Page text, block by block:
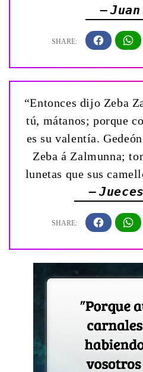
—
“Entonces dijo Zeba
tú, mátanos; porque
es su valentía.
Zeba á Zalmunna;
lunetas que sus
—